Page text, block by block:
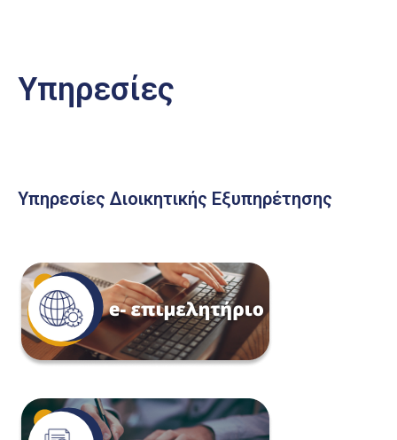
Υπηρεσίες
Υπηρεσίες Διοικητικής Εξυπηρέτησης